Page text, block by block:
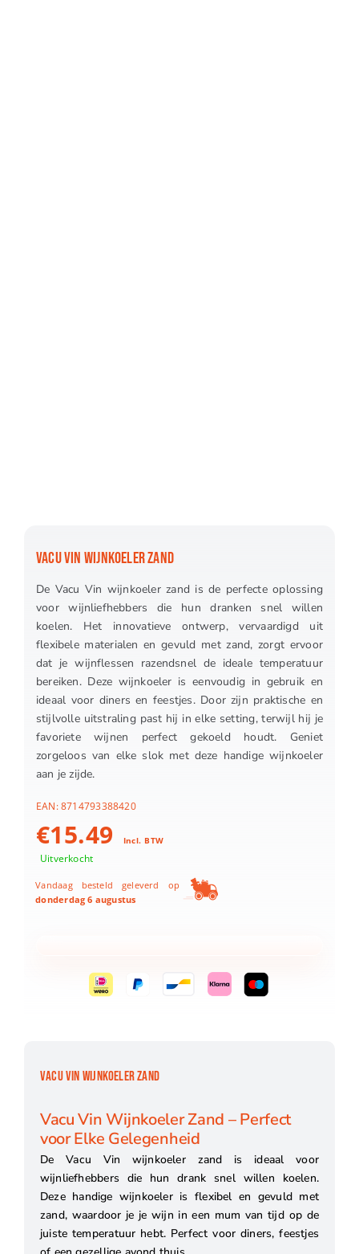
VACU VIN WIJNKOELER ZAND
De Vacu Vin wijnkoeler zand is de perfecte oplossing
voor wijnliefhebbers die hun dranken snel willen
koelen. Het innovatieve ontwerp, vervaardigd uit
flexibele materialen en gevuld met zand, zorgt ervoor
dat je wijnflessen razendsnel de ideale temperatuur
bereiken. Deze wijnkoeler is eenvoudig in gebruik en
ideaal voor diners en feestjes. Door zijn praktische en
stijlvolle uitstraling past hij in elke setting, terwijl hij je
favoriete wijnen perfect gekoeld houdt. Geniet
zorgeloos van elke slok met deze handige wijnkoeler
aan je zijde.
EAN:8714793388420
€15.49 Incl. BTW
Uitverkocht
Vandaag besteld geleverd op
donderdag 6 augustus
VACU VIN WIJNKOELER ZAND
Vacu Vin Wijnkoeler Zand – Perfect
voor Elke Gelegenheid
De Vacu Vin wijnkoeler zand is ideaal voor
wijnliefhebbers die hun drank snel willen koelen.
Deze handige wijnkoeler is flexibel en gevuld met
zand, waardoor je je wijn in een mum van tijd op de
juiste temperatuur hebt. Perfect voor diners, feestjes